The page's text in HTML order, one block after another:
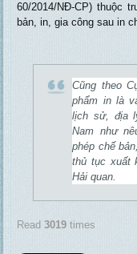
60/2014/NĐ-CP) thuộc
bản, in, gia công sau in
Cũng theo
phẩm in là
lịch sử, địa
Nam như
phép chế
thủ tục xuất
Hải quan.
Read3019 times